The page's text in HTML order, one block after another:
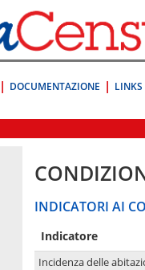
DOCUMENTAZIONE
INDICATORI AI
Indicatore
Incidenza delle